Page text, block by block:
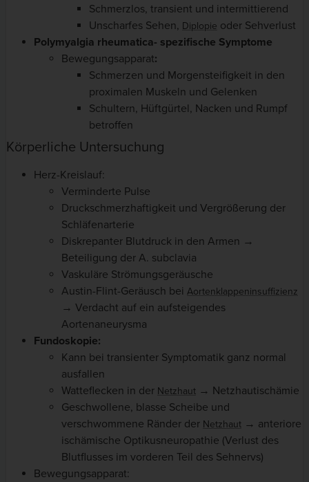
Schmerzlos, transient und intermittierend
Unscharfes Sehen, Diplopie oder Sehverlust
Polymyalgia rheumatica- spezifische Symptome
Bewegungsapparat:
Schmerzen und Morgensteifigkeit in den
proximalen Muskeln und Gelenken
Schultern, Hüftgürtel, Nacken und Rumpf
betroffen
Körperliche Untersuchung
Herz-Kreislauf:
Verminderte Pulse
Druckschmerzhaftigkeit und Vergrößerung der
Schläfenarterie
Diskrepanter Blutdruck in den Armen →
Beteiligung der A. subclavia
Vaskuläre Strömungsgeräusche
Austin-Flint-Geräusch bei Aortenklappeninsuffizienz
→ Verdacht auf ein aufsteigendes
Aortenaneurysma
Fundoskopie:
Kann bei transienter Symptomatik ganz normal
ausfallen
Watteflecken in der Netzhaut → Netzhautischämie
Geschwollene, blasse Scheibe und
verschwommene Ränder der Netzhaut → anteriore
ischämische Optikusneuropathie (Verlust des
Blutflusses im vorderen Teil des Sehnervs)
Bewegungsapparat: